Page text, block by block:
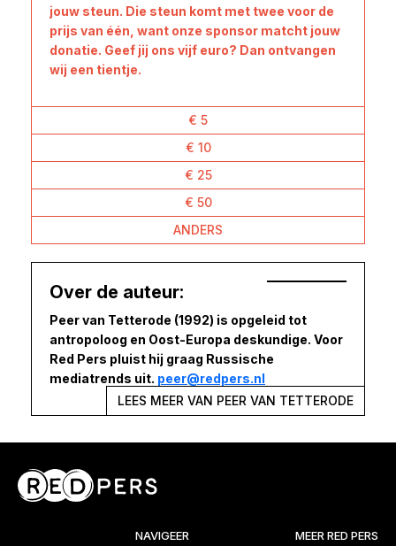
jouw steun. Die steun komt met twee voor de
prijs van één, want onze sponsor matcht jouw
donatie. Geef jij ons vijf euro? Dan ontvangen
wij een tientje.
€ 5
€ 10
€ 25
€ 50
ANDERS
Over de auteur:
Peer van Tetterode (1992) is opgeleid tot
antropoloog en Oost-Europa deskundige. Voor
Red Pers pluist hij graag Russische
mediatrends uit. peer@redpers.nl
LEES MEER VAN PEER VAN TETTERODE
NAVIGEER MEER RED PERS